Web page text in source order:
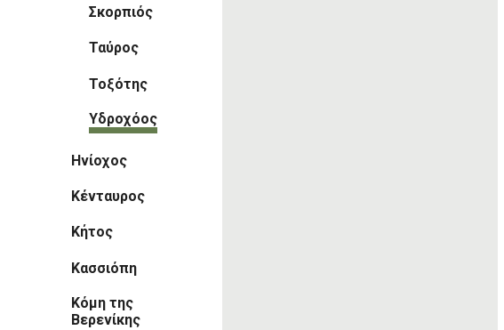
Σκορπιός
Ταύρος
Τοξότης
Υδροχόος
Ηνίοχος
Κένταυρος
Κήτος
Κασσιόπη
Κόμη της
Βερενίκης